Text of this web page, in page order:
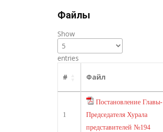
Файлы
Show
entries
# Файл
1
Постановление Главы-
Председателя Хурала
представителей №194